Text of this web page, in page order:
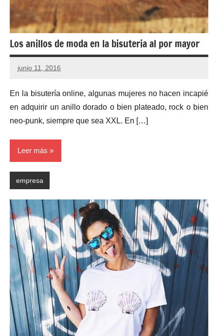
Los anillos de moda en la bisuteria al por mayor
junio 11, 2016
En la bisutería online, algunas mujeres no hacen incapié
en adquirir un anillo dorado o bien plateado, rock o bien
neo-punk, siempre que sea XXL. En […]
Leer más
empresa